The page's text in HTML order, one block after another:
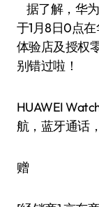
据了解，华
于1月8日0点
体验店及授权
别错过啦！
HUAWEI
航，蓝牙通话
赠